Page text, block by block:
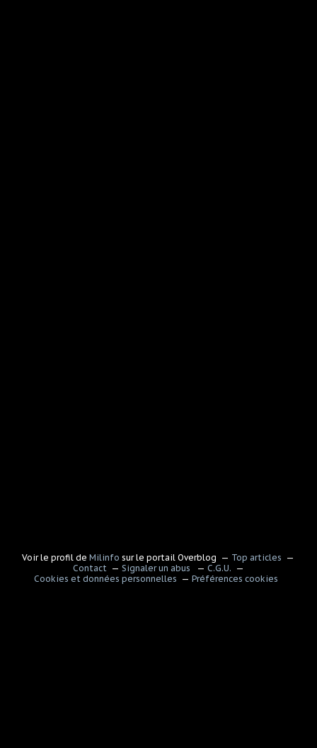
Voir le profil deMilinfo sur le portail Overblog
Top articles
Contact
Signaler un abus
C.G.U.
Cookies et données personnelles
Préférences cookies